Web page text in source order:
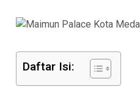
Daftar Isi: